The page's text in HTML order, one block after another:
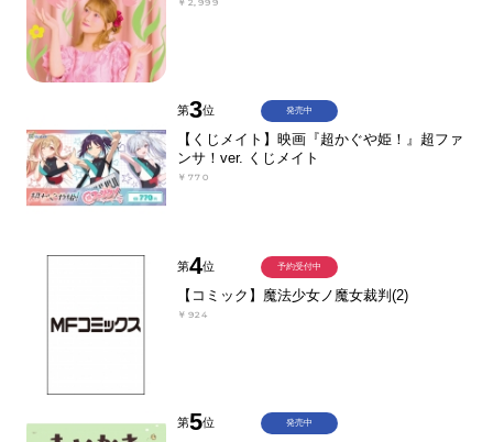
￥2,999
第3位
【くじメイト】映画『超かぐや姫！』超ファ
ンサ！ver. くじメイト
￥770
発売中
第4位
【コミック】魔法少女ノ魔女裁判(2)
￥924
予約受付中
第5位 発売中